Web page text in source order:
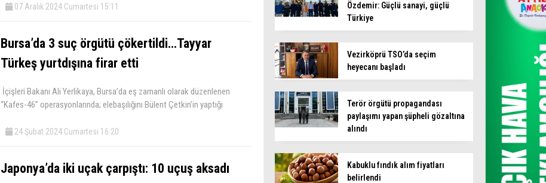
07 Aralık 2024 Cumartesi 15:11
Bursa’da 3 suç örgütü çökertildi…Tayyar
Türkeş yurtdışına firar etti
İçişleri Bakanı Ali Yerlikaya, Bursa’da eş zamanlı olarak düzenlenen
“Kafes-46” operasyonlarında; elebaşılığını Bülent Çetkin’in yaptığı
24 Şubat 2024 Cumartesi 16:20
Japonya’da iki uçak çarpıştı: 10 uçuş aksadı
Özdemir: Güçlü sanayi, güçlü
Türkiye
Vezirköprü TSO’da seçim
heyecanı başladı
Terör örgütü propagandası
paylaşımı yapan şüpheli gözaltına
alındı
Kabuklu fındık alım fiyatları
belirlendi